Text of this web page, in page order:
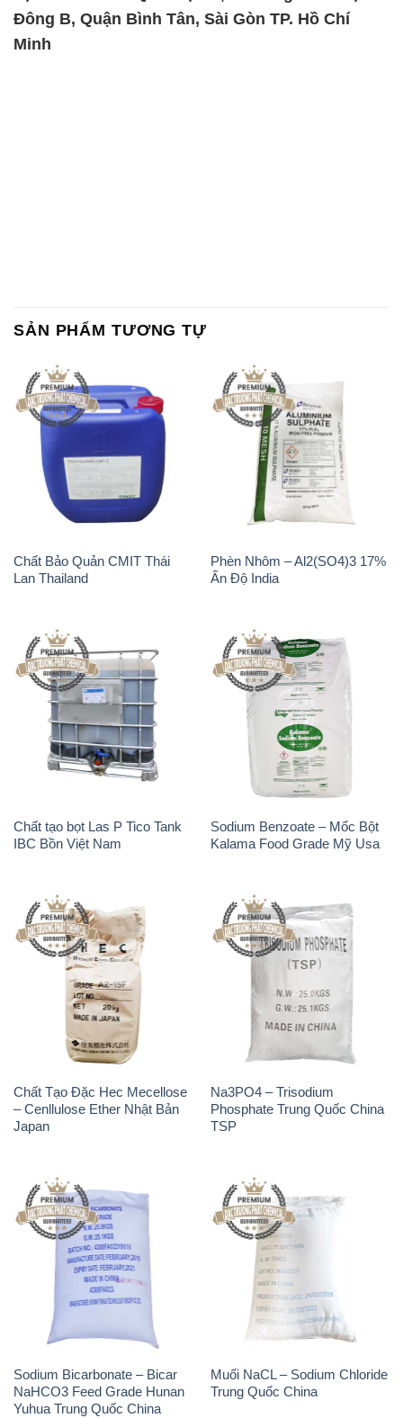
Đông B, Quận Bình Tân, Sài Gòn TP. Hồ Chí
Minh
SẢN PHẨM TƯƠNG TỰ
Chất Bảo Quản CMIT Thái
Lan Thailand
Phèn Nhôm – Al2(SO4)3 17%
Ấn Độ India
Chất tạo bọt Las P Tico Tank
IBC Bồn Việt Nam
Sodium Benzoate – Mốc Bột
Kalama Food Grade Mỹ Usa
Chất Tạo Đặc Hec Mecellose
– Cenllulose Ether Nhật Bản
Japan
Na3PO4 – Trisodium
Phosphate Trung Quốc China
TSP
Sodium Bicarbonate – Bicar
NaHCO3 Feed Grade Hunan
Yuhua Trung Quốc China
Muối NaCL – Sodium Chloride
Trung Quốc China